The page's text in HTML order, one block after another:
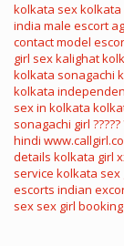
kolkata sexkolkata
india male escort
contactmodel
girl sexkalighat
kolkata sonagachi
kolkata
sex in kolkata
sonagachi girl ?????
hindi
details kolkata girl
service kolkata sex
escorts indian
sex sex girl booking